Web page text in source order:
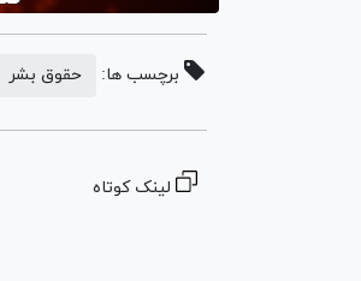
برچسب ها: حقوق بشر
لینک کوتاه